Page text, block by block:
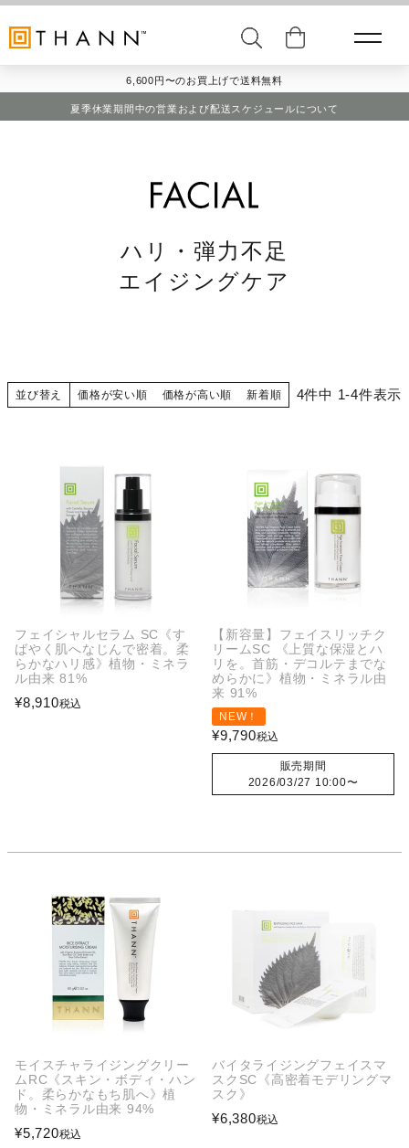
6,600円〜のお買上げで送料無料
夏季休業期間中の営業および配送スケジュールについて
ハリ・弾力不足
エイジングケア
並び替え 価格が安い順 価格が高い順 新着順 4件中 1-4件表示
フェイシャルセラム SC《す
ばやく肌へなじんで密着。柔
らかなハリ感》植物・ミネラ
ル由来 81%
¥8,910税込
【新容量】フェイスリッチク
リームSC 《上質な保湿とハ
リを。首筋・デコルテまでな
めらかに》植物・ミネラル由
来 91%
NEW！
¥9,790税込
販売期間
2026/03/27 10:00〜
モイスチャライジングクリー
ムRC《スキン・ボディ・ハン
ド。柔らかなもち肌へ》植
物・ミネラル由来 94%
¥5,720税込
バイタライジングフェイスマ
スクSC《高密着モデリングマ
スク》
¥6,380税込